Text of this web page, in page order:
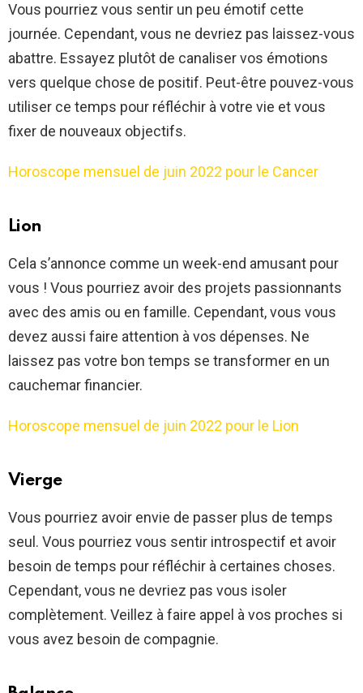
Vous pourriez vous sentir un peu émotif cette
journée. Cependant, vous ne devriez pas laissez-vous
abattre. Essayez plutôt de canaliser vos émotions
vers quelque chose de positif. Peut-être pouvez-vous
utiliser ce temps pour réfléchir à votre vie et vous
fixer de nouveaux objectifs.
Horoscope mensuel de juin 2022 pour le Cancer
Lion
Cela s’annonce comme un week-end amusant pour
vous ! Vous pourriez avoir des projets passionnants
avec des amis ou en famille. Cependant, vous vous
devez aussi faire attention à vos dépenses. Ne
laissez pas votre bon temps se transformer en un
cauchemar financier.
Horoscope mensuel de juin 2022 pour le Lion
Vierge
Vous pourriez avoir envie de passer plus de temps
seul. Vous pourriez vous sentir introspectif et avoir
besoin de temps pour réfléchir à certaines choses.
Cependant, vous ne devriez pas vous isoler
complètement. Veillez à faire appel à vos proches si
vous avez besoin de compagnie.